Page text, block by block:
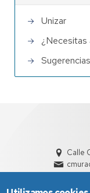
Unizar
¿Necesitas
Calle